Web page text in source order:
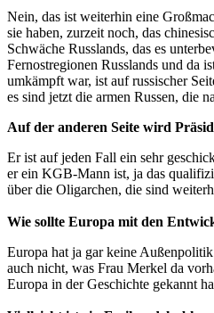
Nein, das ist weiterhin eine
sie haben, zurzeit noch, das
Schwäche Russlands, das es
Fernostregionen Russlands und da
umkämpft war, ist auf russischer
es sind jetzt die armen Russen, die
Auf der anderen Seite wird
Er ist auf jeden Fall ein sehr
er ein KGB-Mann ist, ja das
über die Oligarchen, die sind
Wie sollte Europa mit den
Europa hat ja gar keine
auch nicht, was Frau Merkel da
Europa in der Geschichte gekannt